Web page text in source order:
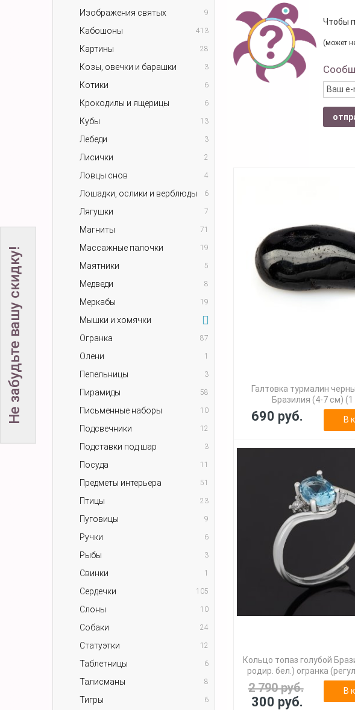
Изображения святых 9
Кабошоны 413
Картины 28
Козы, овечки и барашки 3
Котики 6
Крокодилы и ящерицы 6
Кубы 13
Лебеди 3
Лисички 2
Ловцы снов 4
Лошадки, ослики и верблюды 6
Лягушки 7
Магниты 71
Массажные палочки 19
Маятники 5
Медведи 8
Меркабы 19
Мышки и хомячки
Огранка
87
Олени 1
Пепельницы 3
Пирамиды 58
Письменные наборы 10
Подсвечники 12
Подставки под шар 3
Посуда 11
Предметы интерьера 51
Птицы 23
Пуговицы 9
Ручки 6
Рыбы 3
Свинки 1
Сердечки 105
Слоны 10
Собаки 24
Статуэтки 12
Таблетницы 6
Талисманы 8
Тигры 6
Чтобы
(может
Галтовка турмалин
Бразилия (4-7 см)
690 руб. В
Кольцо топаз голубой
родир. бел.) огранка
2 790 руб.
300 руб.
В
Не забудьте вашу скидку!